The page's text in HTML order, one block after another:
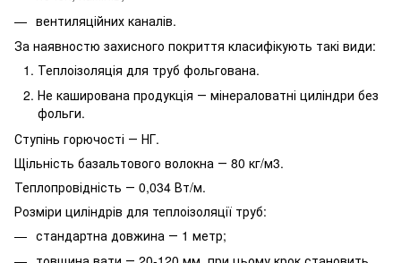
вентиляційних каналів.
За наявностю захисного покриття класифікують такі види:
Теплоізоляція для труб фольгована.
Не каширована продукція ― мінераловатні циліндри без
фольги.
Ступінь горючості ― НГ.
Щільність базальтового волокна ― 80 кг/м3.
Теплопровідність ― 0,034 Вт/м.
Розміри циліндрів для теплоізоляції труб:
стандартна довжина ― 1 метр;